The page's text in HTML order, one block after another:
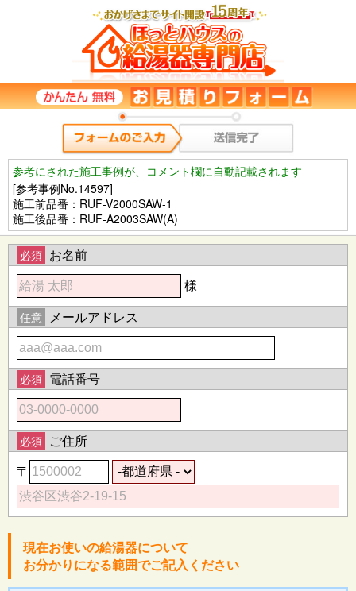
参考にされた施工事例が、コメント欄に自動記載されます
[参考事例No.14597]
施工前品番：RUF-V2000SAW-1
施工後品番：RUF-A2003SAW(A)
必須 お名前
様
任意 メールアドレス
必須 電話番号
必須 ご住所
〒
現在お使いの給湯器について
お分かりになる範囲でご記入ください